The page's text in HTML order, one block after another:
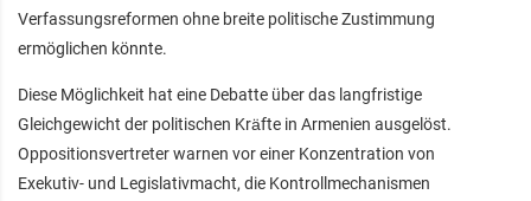
Verfassungsreformen ohne breite politische Zustimmung
ermöglichen könnte.
Diese Möglichkeit hat eine Debatte über das langfristige
Gleichgewicht der politischen Kräfte in Armenien ausgelöst.
Oppositionsvertreter warnen vor einer Konzentration von
Exekutiv- und Legislativmacht, die Kontrollmechanismen